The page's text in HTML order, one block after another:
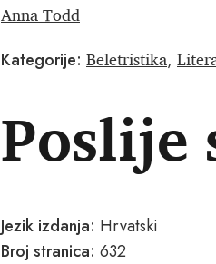
Anna Todd
Kategorije: Beletristika,
Poslije
Jezik izdanja: Hrvatski
Broj stranica: 632